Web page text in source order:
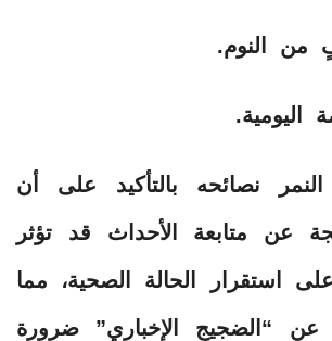
من النوم.
اليومية.
نصائحه بالتأكيد على أن
عن متابعة الأحداث قد تؤثر
استقرار الحالة الصحية، مما
عن “الضجيج الإخباري” ضرورة